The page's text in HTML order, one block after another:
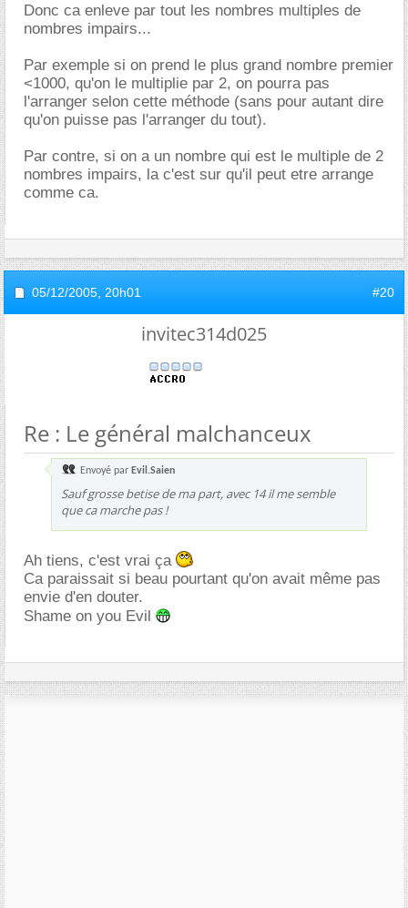
Donc ca enleve par tout les nombres multiples de
nombres impairs...
Par exemple si on prend le plus grand nombre premier
<1000, qu'on le multiplie par 2, on pourra pas
l'arranger selon cette méthode (sans pour autant dire
qu'on puisse pas l'arranger du tout).
Par contre, si on a un nombre qui est le multiple de 2
nombres impairs, la c'est sur qu'il peut etre arrange
comme ca.
05/12/2005, 20h01 #20
invitec314d025
Re : Le général malchanceux
Envoyé par Evil.Saien
Sauf grosse betise de ma part, avec 14 il me semble
que ca marche pas !
Ah tiens, c'est vrai ça
Ca paraissait si beau pourtant qu'on avait même pas
envie d'en douter.
Shame on you Evil